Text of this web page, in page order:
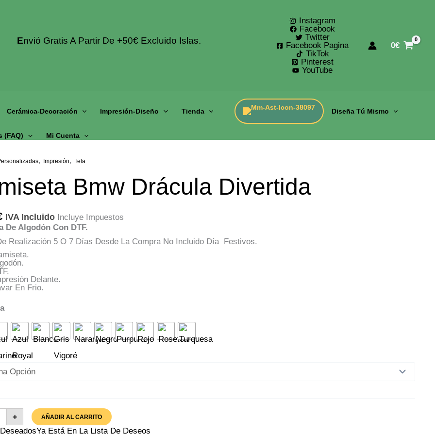
ENvió Gratis A Partir De +50€ Excluido Islas.
Instagram
Facebook
Twitter
Facebook Pagina
TikTok
Pinterest
YouTube
0€
Cerámica-Decoración Impresión-Diseño Tienda Diseña Tú Mismo
(fAQ) Mi Cuenta
, Impresión,Tela
Bmw Drácula Divertida
IVA Incluido Incluye Impuestos
De Algodón Con DTF.
Realización 5 O 7 Días Desde La Compra No Incluido Día Festivos.
Delante.
En Frio.
+ AÑADIR AL CARRITO
Ya Está En La Lista De Deseos